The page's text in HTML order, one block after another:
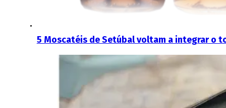
5 Moscatéis de Setúbal voltam a integrar o